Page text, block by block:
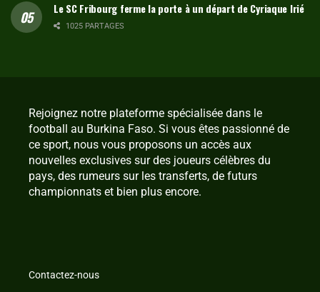
Le SC Fribourg ferme la porte à un départ de Cyriaque Irié
1025 PARTAGES
Rejoignez notre plateforme spécialisée dans le
football au Burkina Faso. Si vous êtes passionné de
ce sport, nous vous proposons un accès aux
nouvelles exclusives sur des joueurs célèbres du
pays, des rumeurs sur les transferts, de futurs
championnats et bien plus encore.
Contactez-nous